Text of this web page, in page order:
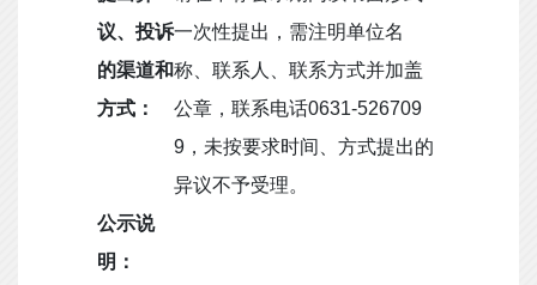
议、投诉
的渠道和
方式：
一次性提出，需注明单位名
称、联系人、联系方式并加盖
公章，联系电话0631-526709
9，未按要求时间、方式提出的
异议不予受理。
公示说
明：